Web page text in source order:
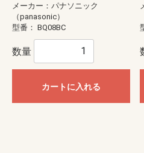
メーカー：パナソニック
（panasonic）
型番： BQ08BC
数量
カートに入れる